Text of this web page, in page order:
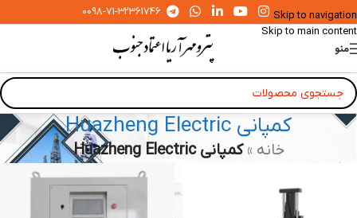
Skip to navigation
Skip to main content
0098-71-32361746
منو
کمپانی Huazheng Electric
خانه »کمپانی Huazheng Electric